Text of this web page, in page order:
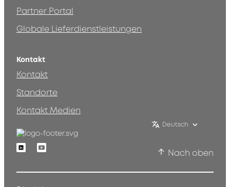
Partner Portal
Globale Lieferdienstleistungen
Kontakt
Kontakt
Standorte
Kontakt Medien
Deutsch
LinkedinYoutube
Nach oben